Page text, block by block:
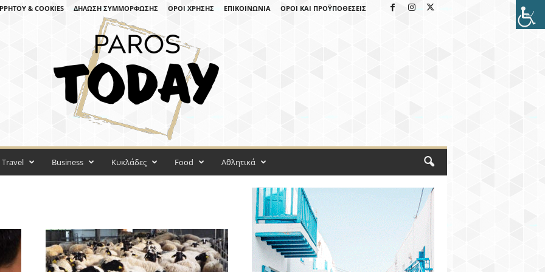
& COOKIES ΔΉΛΩΣΗ ΣΥΜΜΌΡΦΩΣΗΣ ΌΡΟΙ ΧΡΉΣΗΣ ΕΠΙΚΟΙΝΩΝΊΑ ΌΡΟΙ ΚΑΙ ΠΡΟΫΠΟΘΈΣΕΙΣ
Travel Business Κυκλάδες Food Αθλητικά